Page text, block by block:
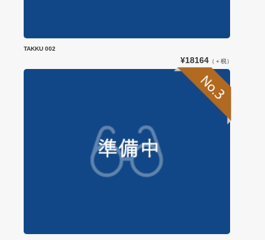
TAKKU 002
¥18164 （＋税）